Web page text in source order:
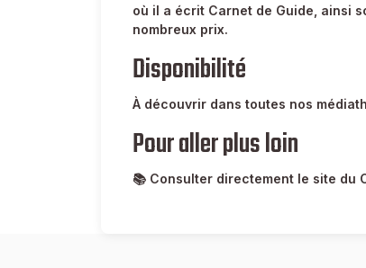
où il a écrit Carnet de Guide, ainsi
nombreux prix.
Disponibilité
À découvrir dans toutes nos
Pour aller plus loin
📚 Consulter directement le site du